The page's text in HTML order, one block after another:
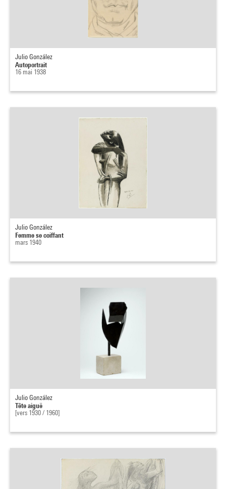
Julio González
Autoportrait
16 mai 1938
Julio González
Femme se coiffant
mars 1940
Julio González
Tête aiguë
[vers 1930 / 1960]